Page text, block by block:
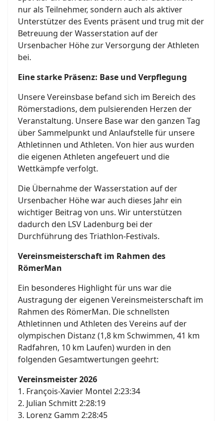
nur als Teilnehmer, sondern auch als aktiver
Unterstützer des Events präsent und trug mit der
Betreuung der Wasserstation auf der
Ursenbacher Höhe zur Versorgung der Athleten
bei.
Eine starke Präsenz: Base und Verpflegung
Unsere Vereinsbase befand sich im Bereich des
Römerstadions, dem pulsierenden Herzen der
Veranstaltung. Unsere Base war den ganzen Tag
über Sammelpunkt und Anlaufstelle für unsere
Athletinnen und Athleten. Von hier aus wurden
die eigenen Athleten angefeuert und die
Wettkämpfe verfolgt.
Die Übernahme der Wasserstation auf der
Ursenbacher Höhe war auch dieses Jahr ein
wichtiger Beitrag von uns. Wir unterstützen
dadurch den LSV Ladenburg bei der
Durchführung des Triathlon-Festivals.
Vereinsmeisterschaft im Rahmen des
RömerMan
Ein besonderes Highlight für uns war die
Austragung der eigenen Vereinsmeisterschaft im
Rahmen des RömerMan. Die schnellsten
Athletinnen und Athleten des Vereins auf der
olympischen Distanz (1,8 km Schwimmen, 41 km
Radfahren, 10 km Laufen) wurden in den
folgenden Gesamtwertungen geehrt:
Vereinsmeister 2026
1. François-Xavier Montel 2:23:34
2. Julian Schmitt 2:28:19
3. Lorenz Gamm 2:28:45